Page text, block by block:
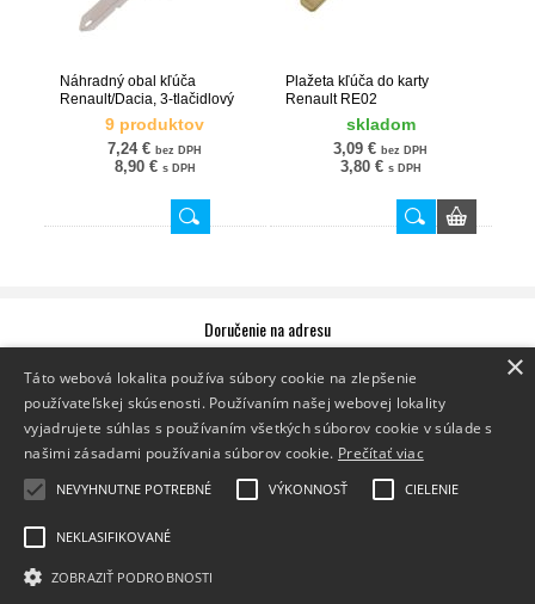
Náhradný obal kľúča
Renault/Dacia, 3-tlačidlový
9 produktov
7,24 € bez DPH
8,90 € s DPH
Plažeta kľúča do karty
Renault RE02
skladom
3,09 € bez DPH
3,80 € s DPH
Doručenie na adresu
Sledovanie zásielky
Doručenie na výdajné miesto
Vyzdvihnite si zásielku na jednom z výdajných miest Packeta.
Zoznam výdajných miest
Doručenie do Z-BOXu
Vyzdvihnite si zásielku v Z-BOXe,
ktorý je vám k dispozícii 24/7.
Zásady používania súborov cookies
×
Táto webová lokalita používa súbory cookie na zlepšenie
používateľskej skúsenosti. Používaním našej webovej lokality
vyjadrujete súhlas s používaním všetkých súborov cookie v súlade s
našimi zásadami používania súborov cookie. Prečítať viac
NEVYHNUTNE POTREBNÉ VÝKONNOSŤ CIELENIE
NEKLASIFIKOVANÉ
ZOBRAZIŤ PODROBNOSTI